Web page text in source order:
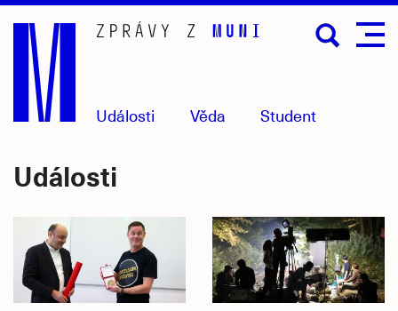
Přejít
hlavní
obsah
Události Věda Student
Události